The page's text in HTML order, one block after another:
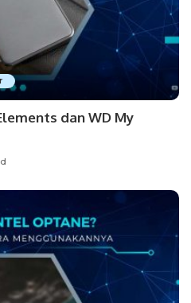
dan WD My